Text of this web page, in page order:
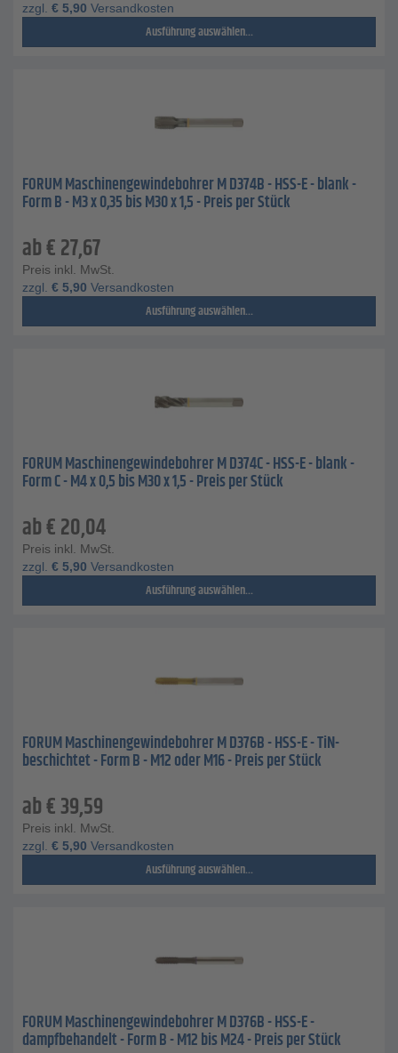
zzgl. € 5,90 Versandkosten
Ausführung auswählen...
FORUM Maschinengewindebohrer M D374B - HSS-E - blank -
Form B - M3 x 0,35 bis M30 x 1,5 - Preis per Stück
ab€27,67
Preis inkl. MwSt.
zzgl. € 5,90 Versandkosten
Ausführung auswählen...
FORUM Maschinengewindebohrer M D374C - HSS-E - blank -
Form C - M4 x 0,5 bis M30 x 1,5 - Preis per Stück
ab€20,04
Preis inkl. MwSt.
zzgl. € 5,90 Versandkosten
Ausführung auswählen...
FORUM Maschinengewindebohrer M D376B - HSS-E - TiN-
beschichtet - Form B - M12 oder M16 - Preis per Stück
ab€39,59
Preis inkl. MwSt.
zzgl. € 5,90 Versandkosten
Ausführung auswählen...
FORUM Maschinengewindebohrer M D376B - HSS-E -
dampfbehandelt - Form B - M12 bis M24 - Preis per Stück